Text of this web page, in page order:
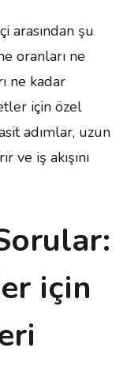
arasından şu
oranları ne
ne kadar
için özel
adımlar, uzun
ve iş akışını
için